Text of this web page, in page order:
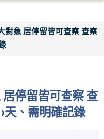
對象 居停留皆可查察 查察
停留皆可查察 查
、需明確記錄